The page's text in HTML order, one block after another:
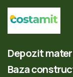
Depozit
Baza